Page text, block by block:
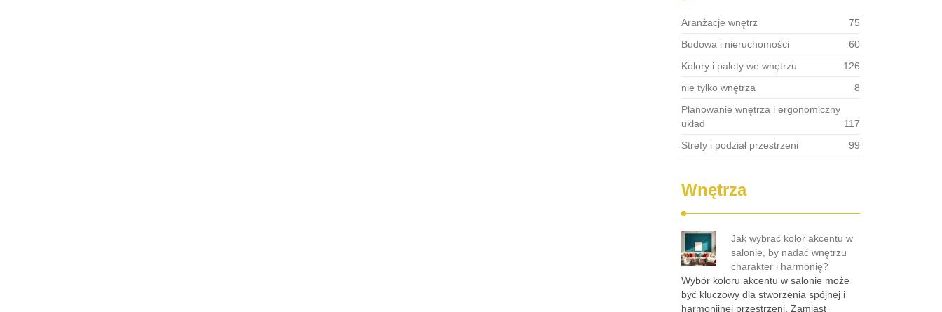
Aranżacje wnętrz
75
Budowa i nieruchomości
60
Kolory i palety we wnętrzu
126
nie tylko wnętrza
8
Planowanie wnętrza i ergonomiczny
układ
117
Strefy i podział przestrzeni
99
Wnętrza
Jak wybrać kolor akcentu w
salonie, by nadać wnętrzu
charakter i harmonię?
Wybór koloru akcentu w salonie może
być kluczowy dla stworzenia spójnej i
harmonijnej przestrzeni. Zamiast